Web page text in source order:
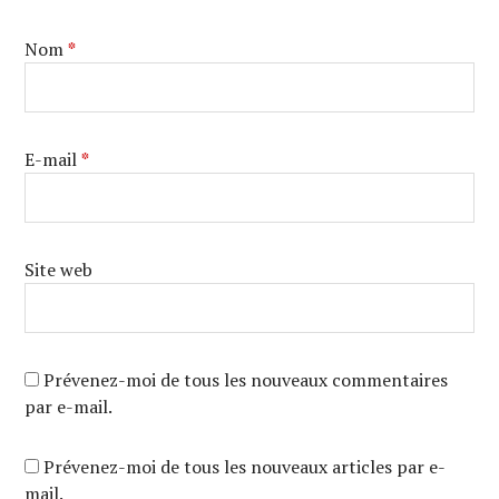
Nom*
E-mail*
Site web
Prévenez-moi de tous les nouveaux commentaires
par e-mail.
Prévenez-moi de tous les nouveaux articles par e-
mail.